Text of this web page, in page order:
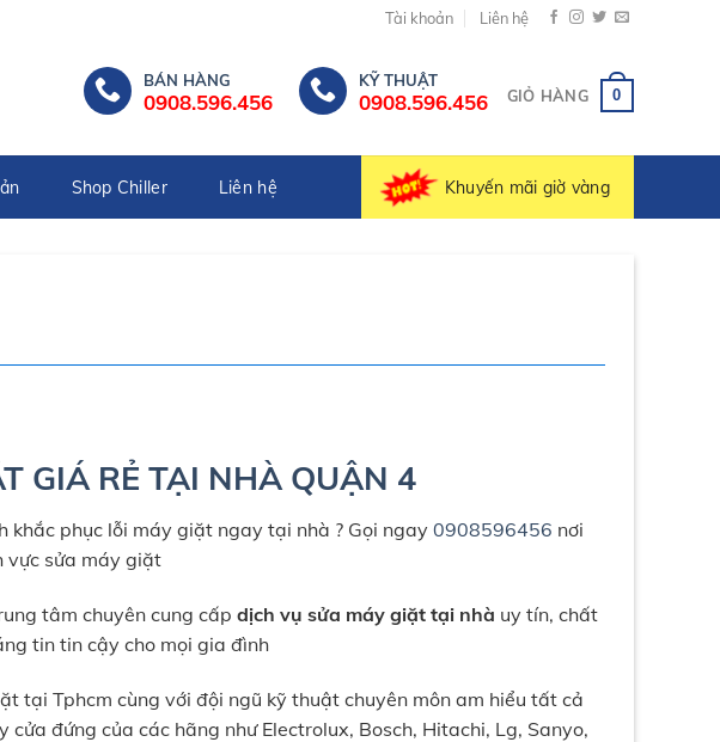
Tài khoản Liên hệ
BÁN HÀNG
0908.596.456
KỸ THUẬT
0908.596.456 GIỎ HÀNG 0
Shop Chiller Liên hệ Khuyến mãi giờ vàng
GIÁ RẺ TẠI NHÀ QUẬN 4
phục lỗi máy giặt ngay tại nhà ? Gọi ngay0908596456 nơi
vực sửa máy giặt
tâm chuyên cung cấp dịch vụ sửa máy giặt tại nhà uy tín, chất
tin tin cậy cho mọi gia đình
tại Tphcm cùng với đội ngũ kỹ thuật chuyên môn am hiểu tất cả
đứng của các hãng như Electrolux, Bosch, Hitachi, Lg, Sanyo,